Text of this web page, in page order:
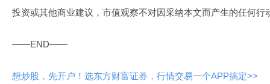
投资或其他商业建议，市值观察不对因采纳本文而产生的任何行
——END——
想炒股，先开户！选东方财富证券，行情交易一个APP搞定>>